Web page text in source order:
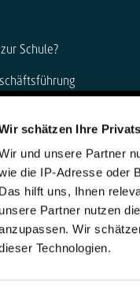
schätzen Ihre
und unsere Partner
die IP-Adresse oder
Das hilft uns, Ihnen
unsere Partner nutzen
Wir
Technologien.
Schule?
20